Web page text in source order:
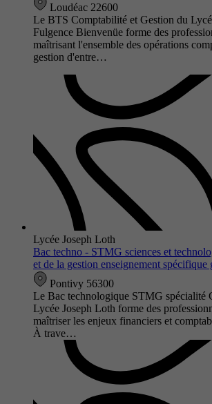
Loudéac 22600
Le BTS Comptabilité et Gestion du
Fulgence Bienvenüe forme des
maîtrisant l'ensemble des opérations
gestion d'entre…
Lycée Joseph Loth
Bac techno - STMG sciences et
et de la gestion enseignement spécifique
Pontivy 56300
Le Bac technologique STMG spécialité
Lycée Joseph Loth forme des
maîtriser les enjeux financiers et
À trave…